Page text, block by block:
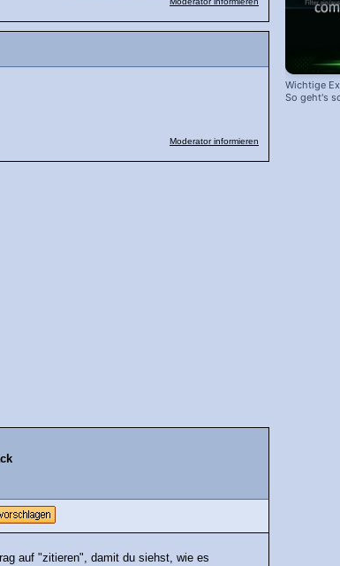
Moderator informieren
auf "zitieren", damit du siehst, wie es
Wichtige
So geht's